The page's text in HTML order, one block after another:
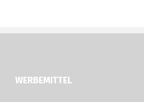
WERBEMITTEL